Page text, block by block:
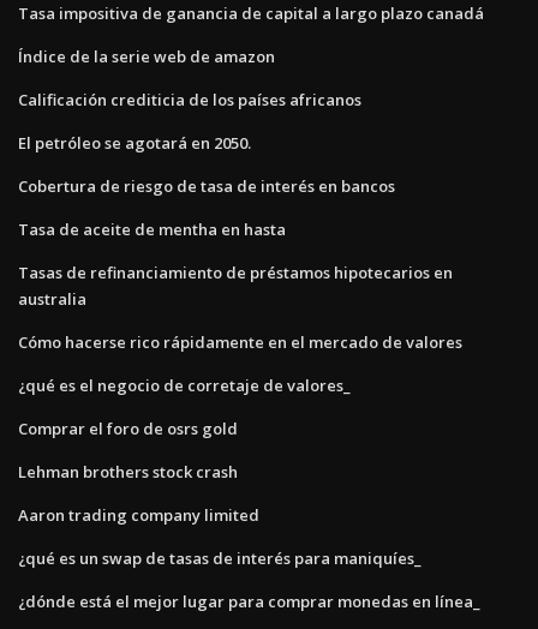
Tasa impositiva de ganancia de capital a largo plazo canadá
Índice de la serie web de amazon
Calificación crediticia de los países africanos
El petróleo se agotará en 2050.
Cobertura de riesgo de tasa de interés en bancos
Tasa de aceite de mentha en hasta
Tasas de refinanciamiento de préstamos hipotecarios en
australia
Cómo hacerse rico rápidamente en el mercado de valores
¿qué es el negocio de corretaje de valores_
Comprar el foro de osrs gold
Lehman brothers stock crash
Aaron trading company limited
¿qué es un swap de tasas de interés para maniquíes_
¿dónde está el mejor lugar para comprar monedas en línea_